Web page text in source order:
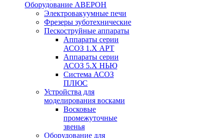
Оборудование АВЕРОН
Электровакуумные печи
Фрезеры зуботехнические
Пескоструйные аппараты
Аппараты серии
АСОЗ 1.Х АРТ
Аппараты серии
АСОЗ 5.Х НЬЮ
Система АСОЗ
ПЛЮС
Устройства для
моделирования восками
Восковые
промежуточные
звенья
Оборудование для